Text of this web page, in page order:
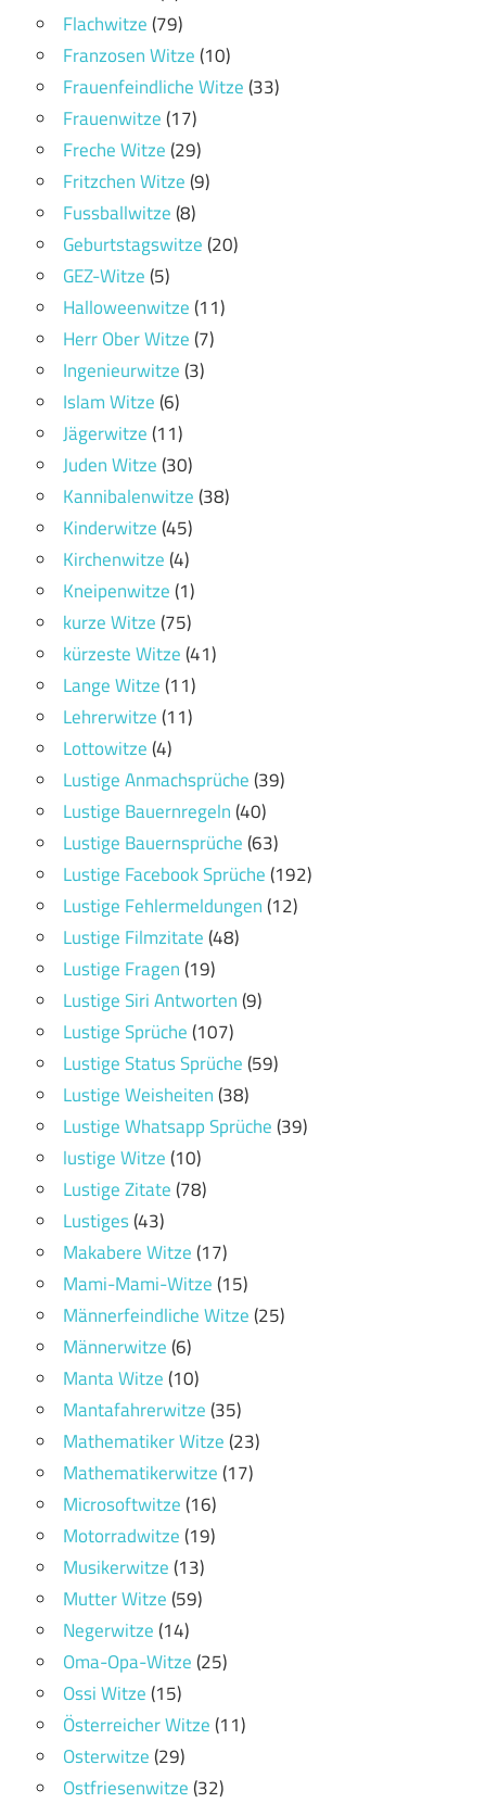
Flachwitze(79)
Franzosen Witze(10)
Frauenfeindliche Witze(33)
Frauenwitze(17)
Freche Witze(29)
Fritzchen Witze(9)
Fussballwitze(8)
Geburtstagswitze(20)
GEZ-Witze(5)
Halloweenwitze(11)
Herr Ober Witze(7)
Ingenieurwitze(3)
Islam Witze(6)
Jägerwitze(11)
Juden Witze(30)
Kannibalenwitze(38)
Kinderwitze(45)
Kirchenwitze(4)
Kneipenwitze(1)
kurze Witze(75)
kürzeste Witze(41)
Lange Witze(11)
Lehrerwitze(11)
Lottowitze(4)
Lustige Anmachsprüche(39)
Lustige Bauernregeln(40)
Lustige Bauernsprüche(63)
Lustige Facebook Sprüche(192)
Lustige Fehlermeldungen(12)
Lustige Filmzitate(48)
Lustige Fragen(19)
Lustige Siri Antworten(9)
Lustige Sprüche(107)
Lustige Status Sprüche(59)
Lustige Weisheiten(38)
Lustige Whatsapp Sprüche(39)
lustige Witze(10)
Lustige Zitate(78)
Lustiges(43)
Makabere Witze(17)
Mami-Mami-Witze(15)
Männerfeindliche Witze(25)
Männerwitze(6)
Manta Witze(10)
Mantafahrerwitze(35)
Mathematiker Witze(23)
Mathematikerwitze(17)
Microsoftwitze(16)
Motorradwitze(19)
Musikerwitze(13)
Mutter Witze(59)
Negerwitze(14)
Oma-Opa-Witze(25)
Ossi Witze(15)
Österreicher Witze(11)
Osterwitze(29)
Ostfriesenwitze(32)